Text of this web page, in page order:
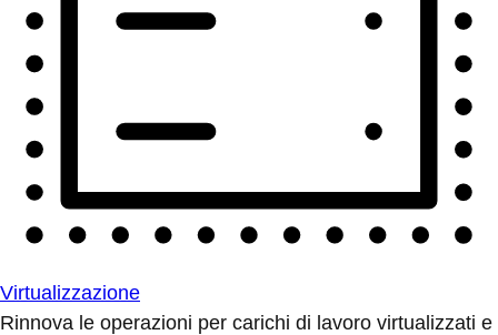
Virtualizzazione
Rinnova le operazioni per carichi di lavoro virtualizzati e